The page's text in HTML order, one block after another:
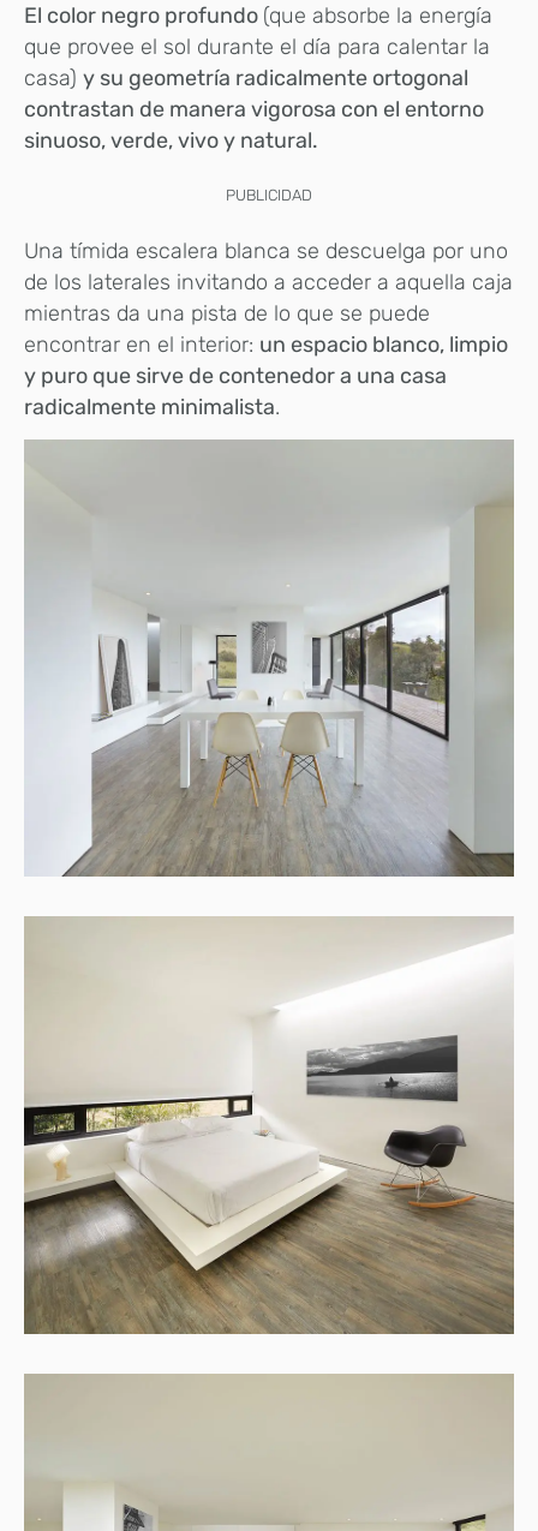
El color negro profundo (que absorbe la energía
que provee el sol durante el día para calentar la
casa) y su geometría radicalmente ortogonal
contrastan de manera vigorosa con el entorno
sinuoso, verde, vivo y natural.
PUBLICIDAD
Una tímida escalera blanca se descuelga por uno
de los laterales invitando a acceder a aquella caja
mientras da una pista de lo que se puede
encontrar en el interior: un espacio blanco, limpio
y puro que sirve de contenedor a una casa
radicalmente minimalista.